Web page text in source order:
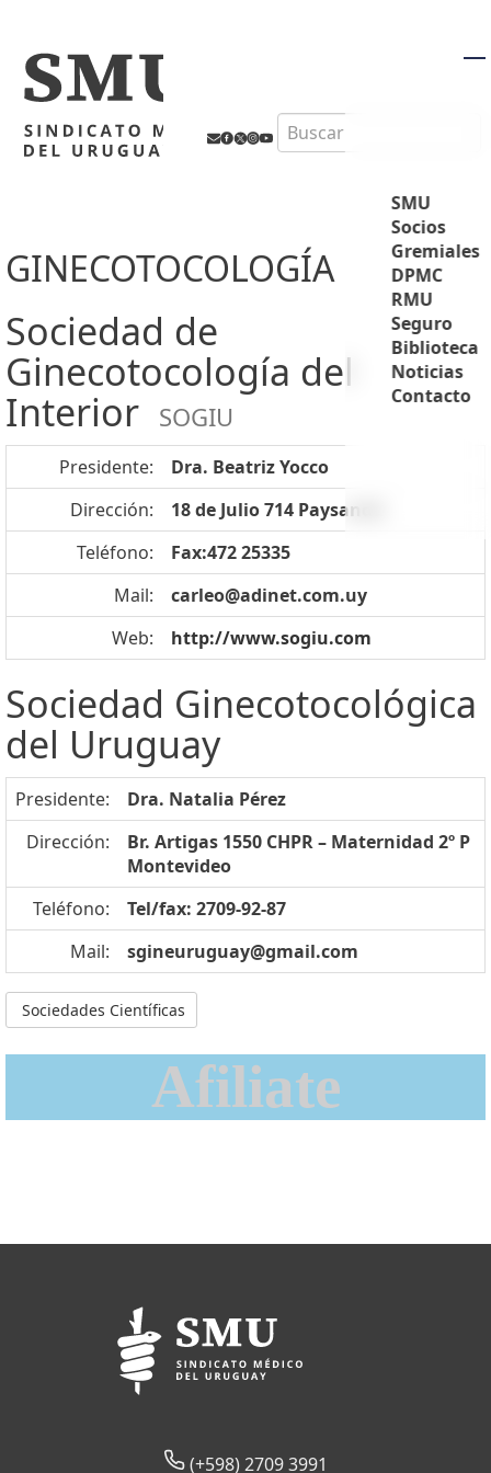
Search
SMU
Socios
Gremiales
DPMC
RMU
Seguro
Biblioteca
Noticias
Contacto
GINECOTOCOLOGÍA
Sociedad de
Ginecotocología del
Interior
SOGIU
Presidente:
Dra. Beatriz Yocco
Dirección:
18 de Julio 714 Paysandú
Teléfono:
Fax:472 25335
Mail:
carleo@adinet.com.uy
Web:
http://www.sogiu.com
Sociedad Ginecotocológica
del Uruguay
Presidente:
Dra. Natalia Pérez
Dirección:
Br. Artigas 1550 CHPR – Maternidad 2º P
Montevideo
Teléfono:
Tel/fax: 2709-92-87
Mail:
sgineuruguay@gmail.com
Sociedades Científicas
Afiliate
(+598) 2709 3991